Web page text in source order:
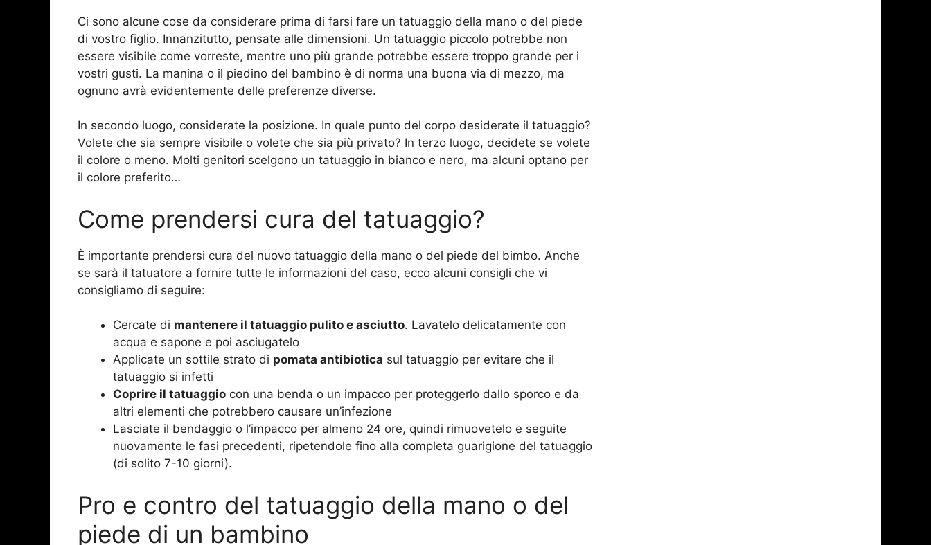
Ci sono alcune cose da considerare prima di farsi fare un tatuaggio della mano o del piede
di vostro figlio. Innanzitutto, pensate alle dimensioni. Un tatuaggio piccolo potrebbe non
essere visibile come vorreste, mentre uno più grande potrebbe essere troppo grande per i
vostri gusti. La manina o il piedino del bambino è di norma una buona via di mezzo, ma
ognuno avrà evidentemente delle preferenze diverse.
In secondo luogo, considerate la posizione. In quale punto del corpo desiderate il tatuaggio?
Volete che sia sempre visibile o volete che sia più privato? In terzo luogo, decidete se volete
il colore o meno. Molti genitori scelgono un tatuaggio in bianco e nero, ma alcuni optano per
il colore preferito…
Come prendersi cura del tatuaggio?
È importante prendersi cura del nuovo tatuaggio della mano o del piede del bimbo. Anche
se sarà il tatuatore a fornire tutte le informazioni del caso, ecco alcuni consigli che vi
consigliamo di seguire:
Cercate di mantenere il tatuaggio pulito e asciutto. Lavatelo delicatamente con
acqua e sapone e poi asciugatelo
Applicate un sottile strato di pomata antibiotica sul tatuaggio per evitare che il
tatuaggio si infetti
Coprire il tatuaggio con una benda o un impacco per proteggerlo dallo sporco e da
altri elementi che potrebbero causare un’infezione
Lasciate il bendaggio o l’impacco per almeno 24 ore, quindi rimuovetelo e seguite
nuovamente le fasi precedenti, ripetendole fino alla completa guarigione del tatuaggio
(di solito 7-10 giorni).
Pro e contro del tatuaggio della mano o del
piede di un bambino